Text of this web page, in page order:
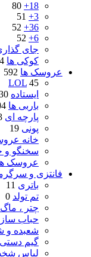
18+
80
3+
51
36+
52
6+
52
جای
کوکی ها
عروسک ها 592
LOL 45
ایستاده
باربی ها
پارچه ای
پونی 19
خانه
سخنگو و
عروسک
فانتزی و
باتری 11
تم تولد 0
چتر ،
حباب ساز
شعبده و
گیم دستی
لباس